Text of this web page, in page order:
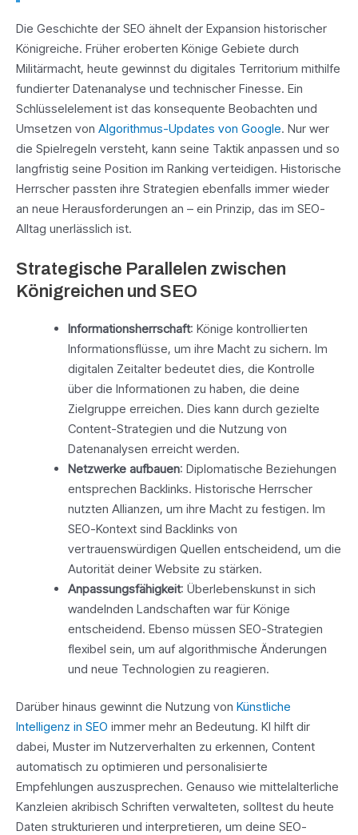
Die Geschichte der SEO ähnelt der Expansion historischer
Königreiche. Früher eroberten Könige Gebiete durch
Militärmacht, heute gewinnst du digitales Territorium mithilfe
fundierter Datenanalyse und technischer Finesse. Ein
Schlüsselelement ist das konsequente Beobachten und
Umsetzen von Algorithmus-Updates von Google. Nur wer
die Spielregeln versteht, kann seine Taktik anpassen und so
langfristig seine Position im Ranking verteidigen. Historische
Herrscher passten ihre Strategien ebenfalls immer wieder
an neue Herausforderungen an – ein Prinzip, das im SEO-
Alltag unerlässlich ist.
Strategische Parallelen zwischen
Königreichen und SEO
Informationsherrschaft: Könige kontrollierten
Informationsflüsse, um ihre Macht zu sichern. Im
digitalen Zeitalter bedeutet dies, die Kontrolle
über die Informationen zu haben, die deine
Zielgruppe erreichen. Dies kann durch gezielte
Content-Strategien und die Nutzung von
Datenanalysen erreicht werden.
Netzwerke aufbauen: Diplomatische Beziehungen
entsprechen Backlinks. Historische Herrscher
nutzten Allianzen, um ihre Macht zu festigen. Im
SEO-Kontext sind Backlinks von
vertrauenswürdigen Quellen entscheidend, um die
Autorität deiner Website zu stärken.
Anpassungsfähigkeit: Überlebenskunst in sich
wandelnden Landschaften war für Könige
entscheidend. Ebenso müssen SEO-Strategien
flexibel sein, um auf algorithmische Änderungen
und neue Technologien zu reagieren.
Darüber hinaus gewinnt die Nutzung von Künstliche
Intelligenz in SEO immer mehr an Bedeutung. KI hilft dir
dabei, Muster im Nutzerverhalten zu erkennen, Content
automatisch zu optimieren und personalisierte
Empfehlungen auszusprechen. Genauso wie mittelalterliche
Kanzleien akribisch Schriften verwalteten, solltest du heute
Daten strukturieren und interpretieren, um deine SEO-